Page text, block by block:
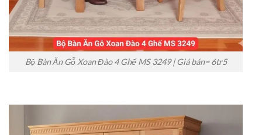
Bộ Bàn Ăn Gỗ Xoan Đào 4 Ghế MS 3249 | Giá bán= 6tr5